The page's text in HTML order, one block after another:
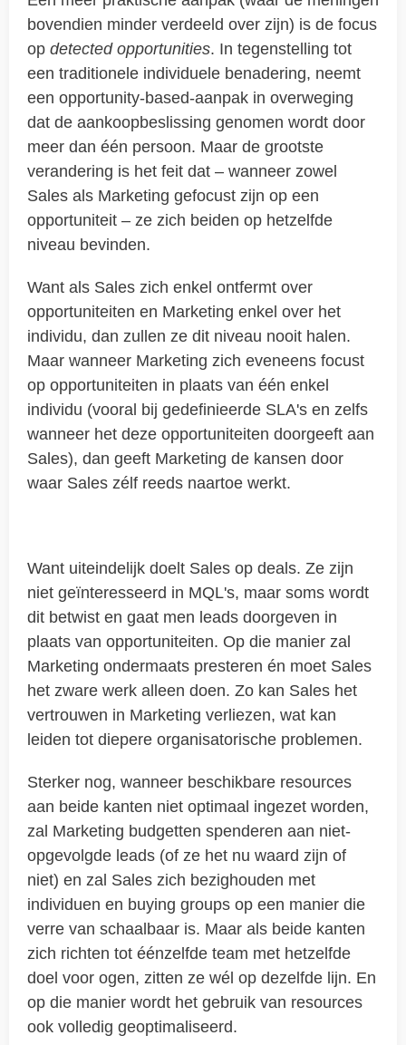
bovendien minder verdeeld over zijn) is de focus
op detected opportunities. In tegenstelling tot
een traditionele individuele benadering, neemt
een opportunity-based-aanpak in overweging
dat de aankoopbeslissing genomen wordt door
meer dan één persoon. Maar de grootste
verandering is het feit dat – wanneer zowel
Sales als Marketing gefocust zijn op een
opportuniteit – ze zich beiden op hetzelfde
niveau bevinden.
Want als Sales zich enkel ontfermt over
opportuniteiten en Marketing enkel over het
individu, dan zullen ze dit niveau nooit halen.
Maar wanneer Marketing zich eveneens focust
op opportuniteiten in plaats van één enkel
individu (vooral bij gedefinieerde SLA's en zelfs
wanneer het deze opportuniteiten doorgeeft aan
Sales), dan geeft Marketing de kansen door
waar Sales zélf reeds naartoe werkt.
Want uiteindelijk doelt Sales op deals. Ze zijn
niet geïnteresseerd in MQL's, maar soms wordt
dit betwist en gaat men leads doorgeven in
plaats van opportuniteiten. Op die manier zal
Marketing ondermaats presteren én moet Sales
het zware werk alleen doen. Zo kan Sales het
vertrouwen in Marketing verliezen, wat kan
leiden tot diepere organisatorische problemen.
Sterker nog, wanneer beschikbare resources
aan beide kanten niet optimaal ingezet worden,
zal Marketing budgetten spenderen aan niet-
opgevolgde leads (of ze het nu waard zijn of
niet) en zal Sales zich bezighouden met
individuen en buying groups op een manier die
verre van schaalbaar is. Maar als beide kanten
zich richten tot éénzelfde team met hetzelfde
doel voor ogen, zitten ze wél op dezelfde lijn. En
op die manier wordt het gebruik van resources
ook volledig geoptimaliseerd.